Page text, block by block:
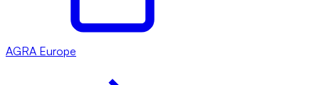
AGRA Europe